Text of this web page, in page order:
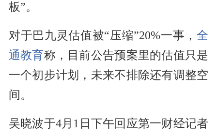
板”。
对于巴九灵估值被“压缩”20%一事，全
通教育称，目前公告预案里的估值只是
一个初步计划，未来不排除还有调整空
间。
吴晓波于4月1日下午回应第一财经记者